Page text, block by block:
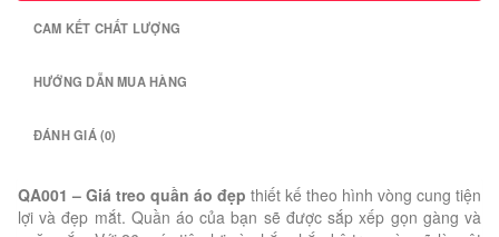
CAM KẾT CHẤT LƯỢNG
HƯỚNG DẪN MUA HÀNG
ĐÁNH GIÁ (0)
QA001 – Giá treo quần áo đẹp thiết kế theo hình vòng cung tiện
lợi và đẹp mắt. Quần áo của bạn sẽ được sắp xếp gọn gàng và